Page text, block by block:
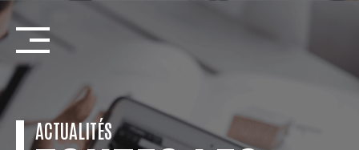
Skip
content
ACTUALITÉS